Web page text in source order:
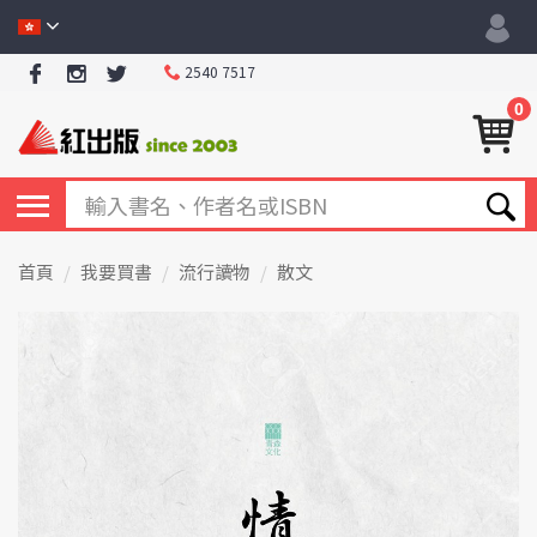
2540 7517
0
首頁 我要買書 流行讀物 散文